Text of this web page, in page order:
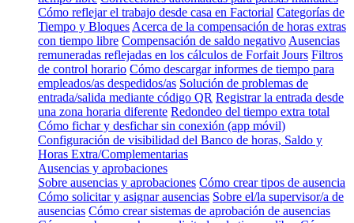
Cómo reflejar el trabajo desde casa en Factorial Categorías de
Tiempo y Bloques Acerca de la compensación de horas extras
con tiempo libre Compensación de saldo negativo Ausencias
remuneradas reflejadas en los cálculos de Forfait Jours Filtros
de control horario Cómo descargar informes de tiempo para
empleados/as despedidos/as Solución de problemas de
entrada/salida mediante código QR Registrar la entrada desde
una zona horaria diferente Redondeo del tiempo extra total
Cómo fichar y desfichar sin conexión (app móvil)
Configuración de visibilidad del Banco de horas, Saldo y
Horas Extra/Complementarias
Ausencias y aprobaciones
Sobre ausencias y aprobaciones Cómo crear tipos de ausencia
Cómo solicitar y asignar ausencias Sobre el/la supervisor/a de
ausencias Cómo crear sistemas de aprobación de ausencias